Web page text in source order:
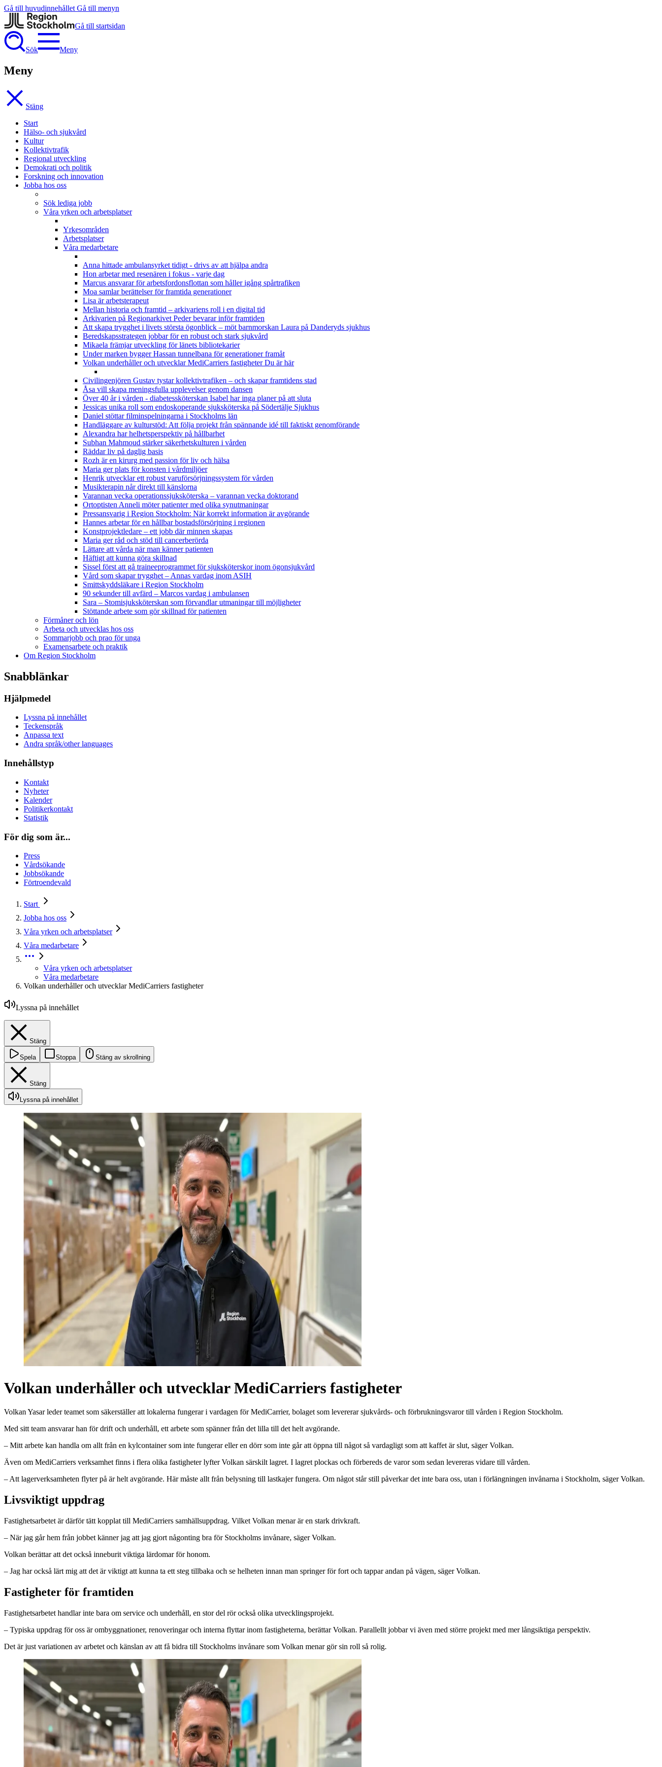
Gå till huvudinnehållet Gå till menyn
Gå till startsidan
Sök Meny
Meny
Stäng
Start
Hälso- och sjukvård
Kultur
Kollektivtrafik
Regional utveckling
Demokrati och politik
Forskning och innovation
Jobba hos oss
Sök lediga jobb
Våra yrken och arbetsplatser
Yrkesområden
Arbetsplatser
Våra medarbetare
Anna hittade ambulansyrket tidigt - drivs av att hjälpa andra
Hon arbetar med resenären i fokus - varje dag
Marcus ansvarar för arbetsfordonsflottan som håller igång spårtrafiken
Moa samlar berättelser för framtida generationer
Lisa är arbetsterapeut
Mellan historia och framtid – arkivariens roll i en digital tid
Arkivarien på Regionarkivet Peder bevarar inför framtiden
Att skapa trygghet i livets största ögonblick – möt barnmorskan Laura på Danderyds sjukhus
Beredskapsstrategen jobbar för en robust och stark sjukvård
Mikaela främjar utveckling för länets bibliotekarier
Under marken bygger Hassan tunnelbana för generationer framåt
Volkan underhåller och utvecklar MediCarriers fastigheter Du är här
Civilingenjören Gustav tystar kollektivtrafiken – och skapar framtidens stad
Åsa vill skapa meningsfulla upplevelser genom dansen
Över 40 år i vården - diabetessköterskan Isabel har inga planer på att sluta
Jessicas unika roll som endoskoperande sjuksköterska på Södertälje Sjukhus
Daniel stöttar filminspelningarna i Stockholms län
Handläggare av kulturstöd: Att följa projekt från spännande idé till faktiskt genomförande
Alexandra har helhetsperspektiv på hållbarhet
Subhan Mahmoud stärker säkerhetskulturen i vården
Räddar liv på daglig basis
Rozh är en kirurg med passion för liv och hälsa
Maria ger plats för konsten i vårdmiljöer
Henrik utvecklar ett robust varuförsörjningssystem för vården
Musikterapin når direkt till känslorna
Varannan vecka operationssjuksköterska – varannan vecka doktorand
Ortoptisten Anneli möter patienter med olika synutmaningar
Pressansvarig i Region Stockholm: När korrekt information är avgörande
Hannes arbetar för en hållbar bostadsförsörjning i regionen
Konstprojektledare – ett jobb där minnen skapas
Maria ger råd och stöd till cancerberörda
Lättare att vårda när man känner patienten
Häftigt att kunna göra skillnad
Sissel först att gå traineeprogrammet för sjuksköterskor inom ögonsjukvård
Vård som skapar trygghet – Annas vardag inom ASIH
Smittskyddsläkare i Region Stockholm
90 sekunder till avfärd – Marcos vardag i ambulansen
Sara – Stomisjuksköterskan som förvandlar utmaningar till möjligheter
Stöttande arbete som gör skillnad för patienten
Förmåner och lön
Arbeta och utvecklas hos oss
Sommarjobb och prao för unga
Examensarbete och praktik
Om Region Stockholm
Snabblänkar
Hjälpmedel
Lyssna på innehållet
Teckenspråk
Anpassa text
Andra språk/other languages
Innehållstyp
Kontakt
Nyheter
Kalender
Politikerkontakt
Statistik
För dig som är...
Press
Vårdsökande
Jobbsökande
Förtroendevald
Start
Jobba hos oss
Våra yrken och arbetsplatser
Våra medarbetare
Våra yrken och arbetsplatser
Våra medarbetare
Volkan underhåller och utvecklar MediCarriers fastigheter
Lyssna på innehållet
Stäng
Spela Stoppa Stäng av skrollning
Stäng
Lyssna på innehållet
Volkan underhåller och utvecklar MediCarriers fastigheter
Volkan Yasar leder teamet som säkerställer att lokalerna fungerar i vardagen för MediCarrier, bolaget som levererar sjukvårds- och förbrukningsvaror till vården i Region Stockholm.
Med sitt team ansvarar han för drift och underhåll, ett arbete som spänner från det lilla till det helt avgörande.
– Mitt arbete kan handla om allt från en kylcontainer som inte fungerar eller en dörr som inte går att öppna till något så vardagligt som att kaffet är slut, säger Volkan.
Även om MediCarriers verksamhet finns i flera olika fastigheter lyfter Volkan särskilt lagret. I lagret plockas och förbereds de varor som sedan levereras vidare till vården.
– Att lagerverksamheten flyter på är helt avgörande. Här måste allt från belysning till lastkajer fungera. Om något står still påverkar det inte bara oss, utan i förlängningen invånarna i Stockholm, säger Volkan.
Livsviktigt uppdrag
Fastighetsarbetet är därför tätt kopplat till MediCarriers samhällsuppdrag. Vilket Volkan menar är en stark drivkraft.
– När jag går hem från jobbet känner jag att jag gjort någonting bra för Stockholms invånare, säger Volkan.
Volkan berättar att det också inneburit viktiga lärdomar för honom.
– Jag har också lärt mig att det är viktigt att kunna ta ett steg tillbaka och se helheten innan man springer för fort och tappar andan på vägen, säger Volkan.
Fastigheter för framtiden
Fastighetsarbetet handlar inte bara om service och underhåll, en stor del rör också olika utvecklingsprojekt.
– Typiska uppdrag för oss är ombyggnationer, renoveringar och interna flyttar inom fastigheterna, berättar Volkan. Parallellt jobbar vi även med större projekt med mer långsiktiga perspektiv.
Det är just variationen av arbetet och känslan av att få bidra till Stockholms invånare som Volkan menar gör sin roll så rolig.